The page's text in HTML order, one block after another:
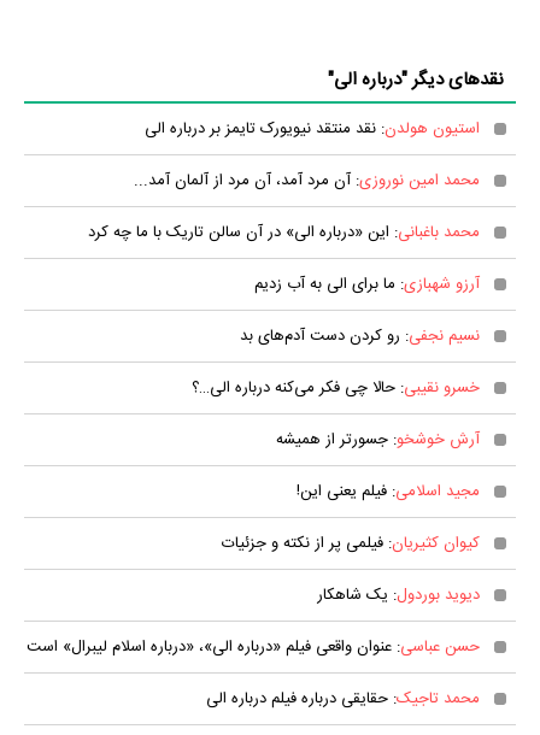
نقدهای دیگر "درباره الی"
استیون هولدن: نقد منتقد نیویورک تایمز بر درباره الی
محمد امین نوروزی: آن مرد آمد، آن مرد از آلمان آمد...
محمد باغبانی: این «درباره الی» در آن سالن تاریک با ما چه کرد
آرزو شهبازی: ما برای الی به آب زدیم
نسیم نجفی: رو کردن دست آدم‌های بد
خسرو نقیبی: حالا چی فکر می‌کنه درباره الی…؟
آرش خوشخو: جسورتر از همیشه
مجید اسلامی: فیلم یعنی این!
کیوان کثیریان: فیلمی پر از نکته و جزئیات
دیوید بوردول: یک شاهکار
حسن عباسی: عنوان واقعی فیلم «درباره الی»، «درباره اسلام لیبرال» است
محمد تاجیک: حقایقی درباره فیلم درباره الی